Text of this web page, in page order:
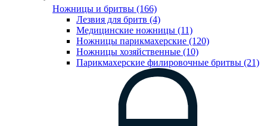
Ножницы и бритвы (166)
Лезвия для бритв (4)
Медицинские ножницы (11)
Ножницы парикмахерские (120)
Ножницы хозяйственные (10)
Парикмахерские филировочные бритвы (21)